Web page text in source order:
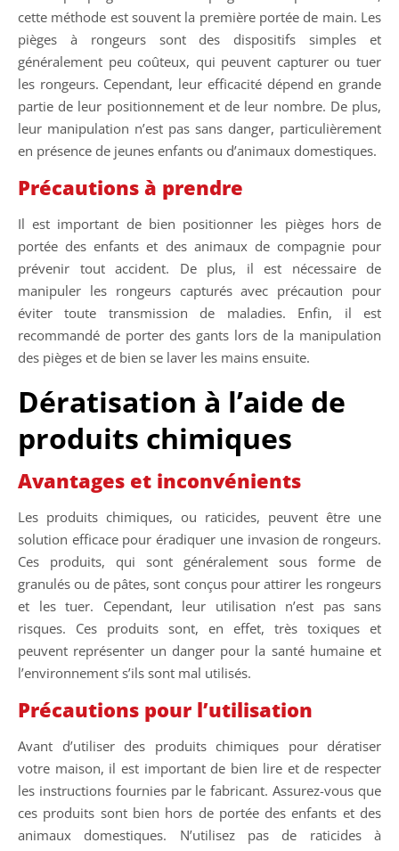
cette méthode est souvent la première portée de main. Les
pièges à rongeurs sont des dispositifs simples et
généralement peu coûteux, qui peuvent capturer ou tuer
les rongeurs. Cependant, leur efficacité dépend en grande
partie de leur positionnement et de leur nombre. De plus,
leur manipulation n’est pas sans danger, particulièrement
en présence de jeunes enfants ou d’animaux domestiques.
Précautions à prendre
Il est important de bien positionner les pièges hors de
portée des enfants et des animaux de compagnie pour
prévenir tout accident. De plus, il est nécessaire de
manipuler les rongeurs capturés avec précaution pour
éviter toute transmission de maladies. Enfin, il est
recommandé de porter des gants lors de la manipulation
des pièges et de bien se laver les mains ensuite.
Dératisation à l’aide de
produits chimiques
Avantages et inconvénients
Les produits chimiques, ou raticides, peuvent être une
solution efficace pour éradiquer une invasion de rongeurs.
Ces produits, qui sont généralement sous forme de
granulés ou de pâtes, sont conçus pour attirer les rongeurs
et les tuer. Cependant, leur utilisation n’est pas sans
risques. Ces produits sont, en effet, très toxiques et
peuvent représenter un danger pour la santé humaine et
l’environnement s’ils sont mal utilisés.
Précautions pour l’utilisation
Avant d’utiliser des produits chimiques pour dératiser
votre maison, il est important de bien lire et de respecter
les instructions fournies par le fabricant. Assurez-vous que
ces produits sont bien hors de portée des enfants et des
animaux domestiques. N’utilisez pas de raticides à